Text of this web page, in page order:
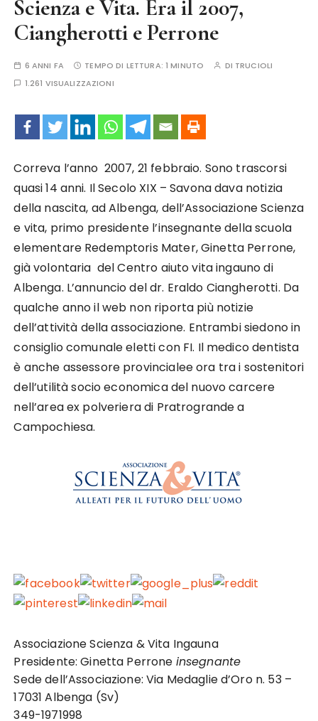
Scienza e Vita. Era il 2007,
Ciangherotti e Perrone
6 ANNI FA TEMPO DI LETTURA:1 MINUTO DI TRUCIOLI
1.261 VISUALIZZAZIONI
Correva l’anno 2007, 21 febbraio. Sono trascorsi
quasi 14 anni. Il Secolo XIX – Savona dava notizia
della nascita, ad Albenga, dell’Associazione Scienza
e vita, primo presidente l’insegnante della scuola
elementare Redemptoris Mater, Ginetta Perrone,
già volontaria del Centro aiuto vita ingauno di
Albenga. L’annuncio del dr. Eraldo Ciangherotti. Da
qualche anno il web non riporta più notizie
dell’attività della associazione. Entrambi siedono in
consiglio comunale eletti con FI. Il medico dentista
è anche assessore provincialee ora tra i sostenitori
dell’utilità socio economica del nuovo carcere
nell’area ex polveriera di Pratrogrande a
Campochiesa.
Associazione Scienza & Vita Ingauna
Presidente: Ginetta Perrone insegnante
Sede dell’Associazione: Via Medaglie d’Oro n. 53 –
17031 Albenga (Sv)
349-1971998